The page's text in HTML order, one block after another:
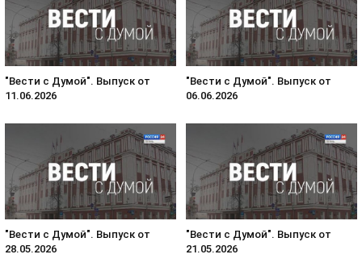
"Вести с Думой". Выпуск от
11.06.2026
"Вести с Думой". Выпуск от
06.06.2026
"Вести с Думой". Выпуск от
28.05.2026
"Вести с Думой". Выпуск от
21.05.2026